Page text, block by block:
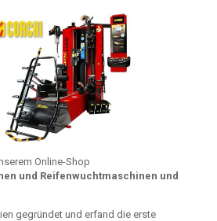
Online-Shop
und Reifenwuchtmaschinen und
gegründet und erfand die erste